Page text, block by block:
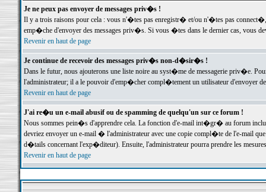
Je ne peux pas envoyer de messages priv�s !
Il y a trois raisons pour cela : vous n'�tes pas enregistr� et/ou n'�tes pas
emp�che d'envoyer des messages priv�s. Si vous �tes dans le dernier cas, vous
Revenir en haut de page
Je continue de recevoir des messages priv�s non-d�sir�s !
Dans le futur, nous ajouterons une liste noire au syst�me de messagerie priv�e.
l'administrateur; il a le pouvoir d'emp�cher compl�tement un utilisateur d'envoyer
Revenir en haut de page
J'ai re�u un e-mail abusif ou de spamming de quelqu'un sur ce forum !
Nous sommes pein�s d'apprendre cela. La fonction d'e-mail int�gr� au forum inclut
devriez envoyer un e-mail � l'administrateur avec une copie compl�te de l'e-mail
d�tails concernant l'exp�diteur). Ensuite, l'administrateur pourra prendre les
Revenir en haut de page